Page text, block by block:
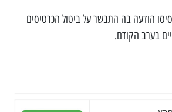
הודעה בה התבשר על ביטול הכרטיסים
בערב הקודם.